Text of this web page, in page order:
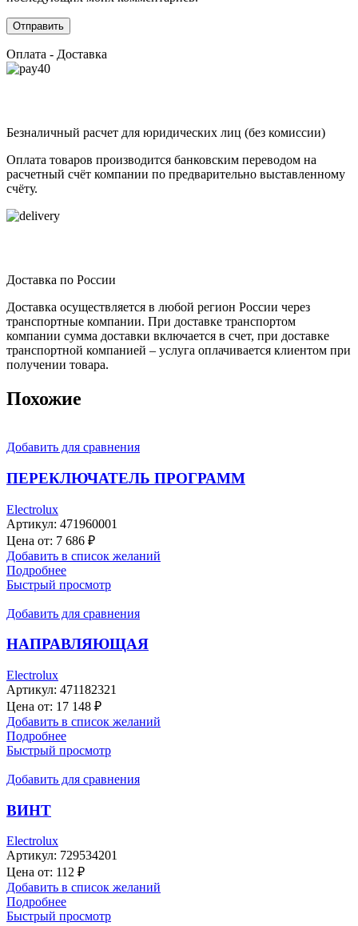
Оплата - Доставка
Безналичный расчет для юридических лиц (без комиссии)
Оплата товаров производится банковским переводом на
расчетный счёт компании по предварительно выставленному
счёту.
Доставка по России
Доставка осуществляется в любой регион России через
транспортные компании. При доставке транспортом
компании сумма доставки включается в счет, при доставке
транспортной компанией – услуга оплачивается клиентом при
получении товара.
Похожие
Добавить для сравнения
ПЕРЕКЛЮЧАТЕЛЬ ПРОГРАММ
Electrolux
Артикул: 471960001
Цена от: 7 686 ₽
Добавить в список желаний
Подробнее
Быстрый просмотр
Добавить для сравнения
НАПРАВЛЯЮЩАЯ
Electrolux
Артикул: 471182321
Цена от: 17 148 ₽
Добавить в список желаний
Подробнее
Быстрый просмотр
Добавить для сравнения
ВИНТ
Electrolux
Артикул: 729534201
Цена от: 112 ₽
Добавить в список желаний
Подробнее
Быстрый просмотр